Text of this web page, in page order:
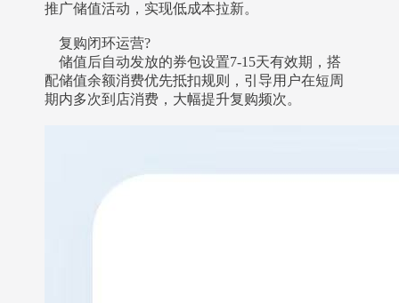
推广储值活动，实现低成本拉新。
复购闭环运营?
储值后自动发放的券包设置7-15天有效期，搭
配储值余额消费优先抵扣规则，引导用户在短周
期内多次到店消费，大幅提升复购频次。